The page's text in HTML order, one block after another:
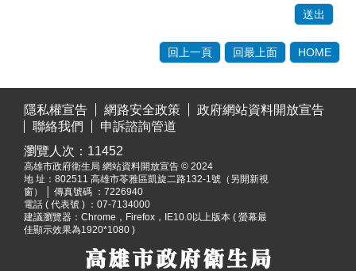
回上一頁 回最上面 HOME
隱私權宣告
網路安全政策
政府網站資料開放宣告
聯絡我們
申訴諮詢管道
瀏覽人次： 11452
高雄市政府衛生局 網站資料開放宣告 © 2024
地 址： 802511 高雄市苓雅區凱旋二路132-1號（另開新視
窗）
│ 傳真號碼 ：7226940
電話 ( 代表號 ) ：07-7134000
建議瀏覽器：Chrome，Firefox，IE10.0以上版本 ( 螢幕最
佳顯示效果為1920*1080 )